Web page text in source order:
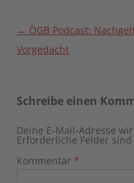
Beitragsnavigation
← ÖGB Podcast:
Vorgedacht
Schreibe einen
Deine E-Mail-Adresse
Erforderliche Felder
Kommentar *